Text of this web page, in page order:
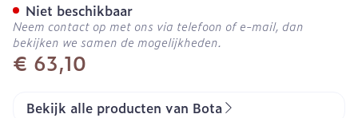
€ 63,10
Niet beschikbaar
Neem contact op met ons via telefoon of e-mail, dan
bekijken we samen de mogelijkheden.
Bekijk alle producten van Bota